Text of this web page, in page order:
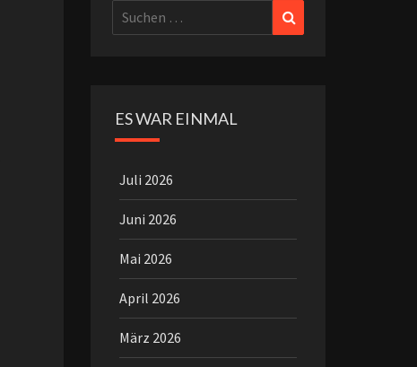
Suchen
nach:
ES WAR EINMAL
Juli 2026
Juni 2026
Mai 2026
April 2026
März 2026